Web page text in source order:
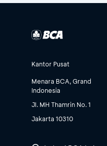
Kantor Pusat
Menara BCA, Grand
Indonesia
Jl. MH Thamrin No. 1
Jakarta 10310